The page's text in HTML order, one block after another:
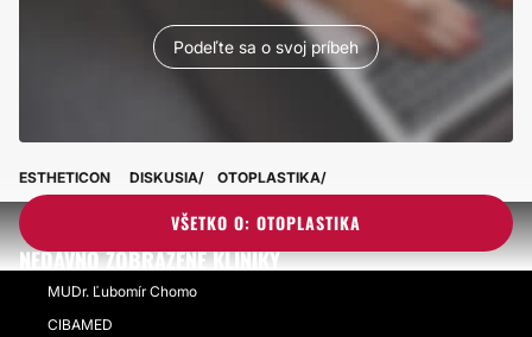
Podeľte sa o svoj príbeh
VŠETKO O: OTOPLASTIKA
ESTHETICON DISKUSIA OTOPLASTIKA
NEDÁVNO ZOBRAZENÉ KLINIKY
MUDr. Ľubomír Chomo
CIBAMED